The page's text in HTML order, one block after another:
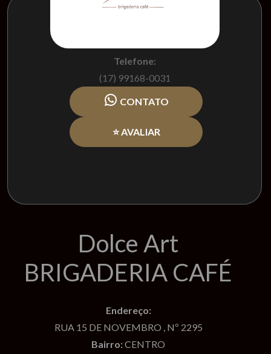
Telefone:
(17) 99168-0031
CONTATO
⭐ AVALIAR
Dolce Art
BRIGADERIA CAFÉ
Endereço:
RUA 15 DE NOVEMBRO , Nº 2295
Bairro:CENTRO